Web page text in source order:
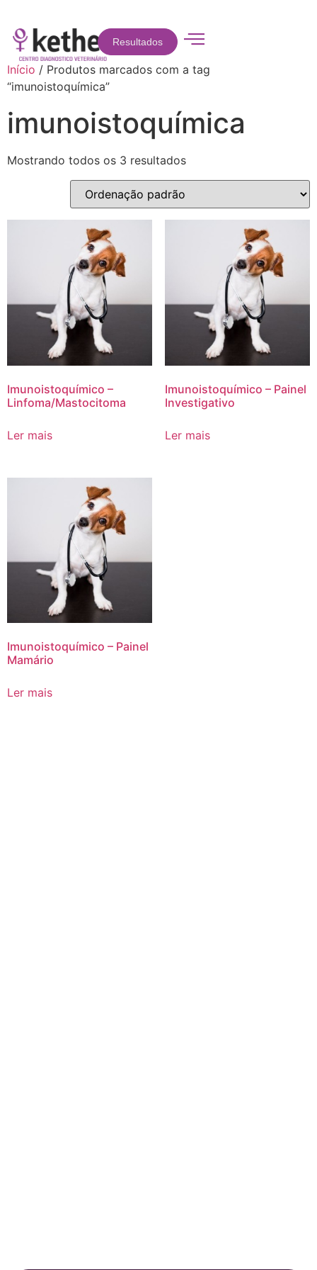
Resultados
Início / Produtos marcados com a tag
“imunoistoquímica”
imunoistoquímica
Mostrando todos os 3 resultados
Imunoistoquímico –
Linfoma/Mastocitoma
Ler mais
Imunoistoquímico – Painel
Investigativo
Ler mais
Imunoistoquímico – Painel
Mamário
Ler mais